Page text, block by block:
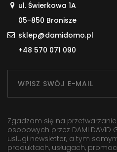
ul. Świerkowa 1A
05-850 Bronisze
sklep@damidomo.pl
+48 570 071 090
Zgadzam się na
osobowych przez DAMI DAVID
usługi newsletter, a tym
produktach, usługach,